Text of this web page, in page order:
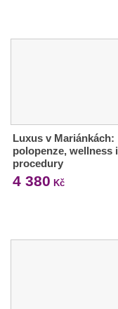
Luxus v Mariánkách:
polopenze, wellness i
procedury
4 380 Kč